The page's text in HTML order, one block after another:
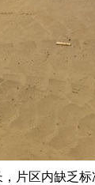
片区内缺乏